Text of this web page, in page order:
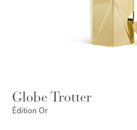
Globe Trotter
Édition Or